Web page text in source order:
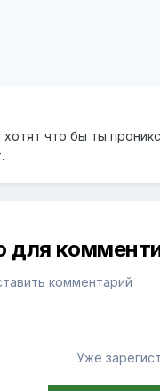
что бы ты
для
комментарий
Уже